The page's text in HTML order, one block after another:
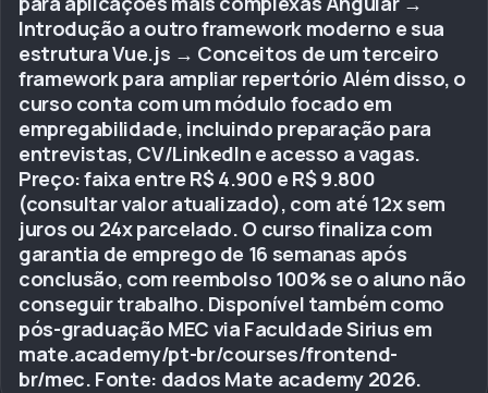
Introdução a outro framework moderno e sua
estrutura Vue.js → Conceitos de um terceiro
framework para ampliar repertório Além disso, o
curso conta com um módulo focado em
empregabilidade, incluindo preparação para
entrevistas, CV/LinkedIn e acesso a vagas.
Preço: faixa entre R$ 4.900 e R$ 9.800
(consultar valor atualizado), com até 12x sem
juros ou 24x parcelado. O curso finaliza com
garantia de emprego de 16 semanas após
conclusão, com reembolso 100% se o aluno não
conseguir trabalho. Disponível também como
pós-graduação MEC via Faculdade Sirius em
mate.academy/pt-br/courses/frontend-
br/mec. Fonte: dados Mate academy 2026.